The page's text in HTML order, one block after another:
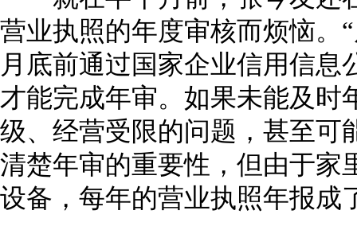
营业执照的年度审核而烦恼。
月底前通过国家企业信用信
才能完成年审。如果未能及时
级、经营受限的问题，甚至可
清楚年审的重要性，但由于家
设备，每年的营业执照年报成